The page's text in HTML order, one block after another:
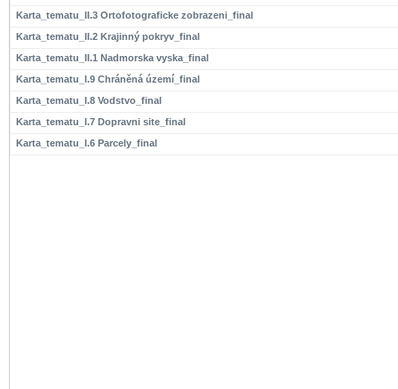
Karta_tematu_II.3 Ortofotograficke zobrazeni_final
Karta_tematu_II.2 Krajinný pokryv_final
Karta_tematu_II.1 Nadmorska vyska_final
Karta_tematu_I.9 Chráněná území_final
Karta_tematu_I.8 Vodstvo_final
Karta_tematu_I.7 Dopravni site_final
Karta_tematu_I.6 Parcely_final